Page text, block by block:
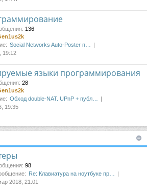
: 136
Social Networks Auto-Poster п…
19:12
языки программирования
: 28
Обход double-NAT. UPnP + публ…
19:35
: 98
Re: Клавиатура на ноутбуке пр…
2018, 21:01